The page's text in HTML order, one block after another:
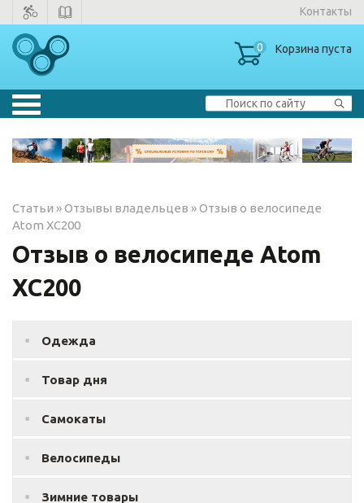
Контакты
0 Корзина пуста
Велосипеды ▼
Зимние товары
Одежда
Статьи »Отзывы владельцев »Отзыв о велосипеде
Atom XC200
Отзыв о велосипеде Atom
XC200
Одежда
Товар дня
Самокаты
Велосипеды
Зимние товары